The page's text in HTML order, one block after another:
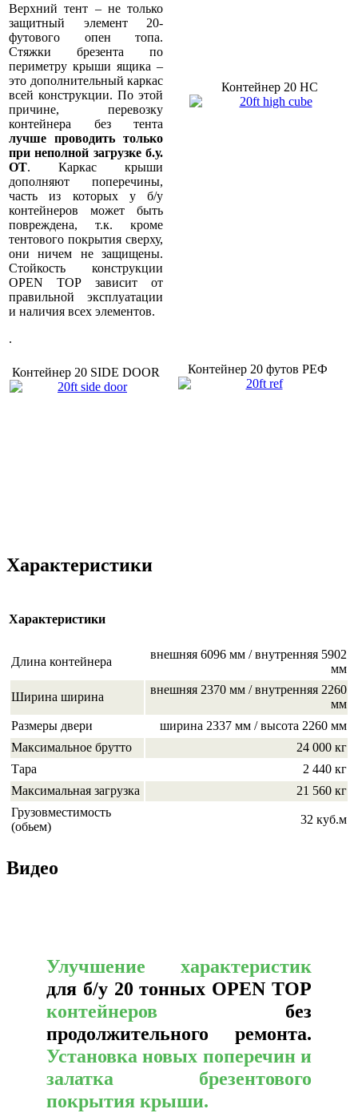
Верхний тент – не только
защитный элемент 20-
футового опен топа.
Стяжки брезента по
периметру крыши ящика –
это дополнительный каркас
всей конструкции. По этой
причине, перевозку
контейнера без тента
лучше проводить только
при неполной загрузке б.у.
OT. Каркас крыши
дополняют поперечины,
часть из которых у б/у
контейнеров может быть
повреждена, т.к. кроме
тентового покрытия сверху,
они ничем не защищены.
Стойкость конструкции
OPEN TOP зависит от
правильной эксплуатации
и наличия всех элементов.
.
Контейнер 20 HC
Контейнер 20 SIDE DOOR Контейнер 20 футов РЕФ
Характеристики
Характеристики
Длина контейнера
внешняя 6096 мм / внутренняя 5902
мм
Ширина ширина
внешняя 2370 мм / внутренняя 2260
мм
Размеры двери
ширина 2337 мм / высота 2260 мм
Максимальное брутто
24 000 кг
Тара
2 440 кг
Максимальная загрузка
21 560 кг
Грузовместимость
(обьем)
32 куб.м
Видео
Улучшение характеристик
для б/у 20 тонных OPEN TOP
контейнеров без
продолжительного ремонта.
Установка новых поперечин и
залатка брезентового
покрытия крыши.